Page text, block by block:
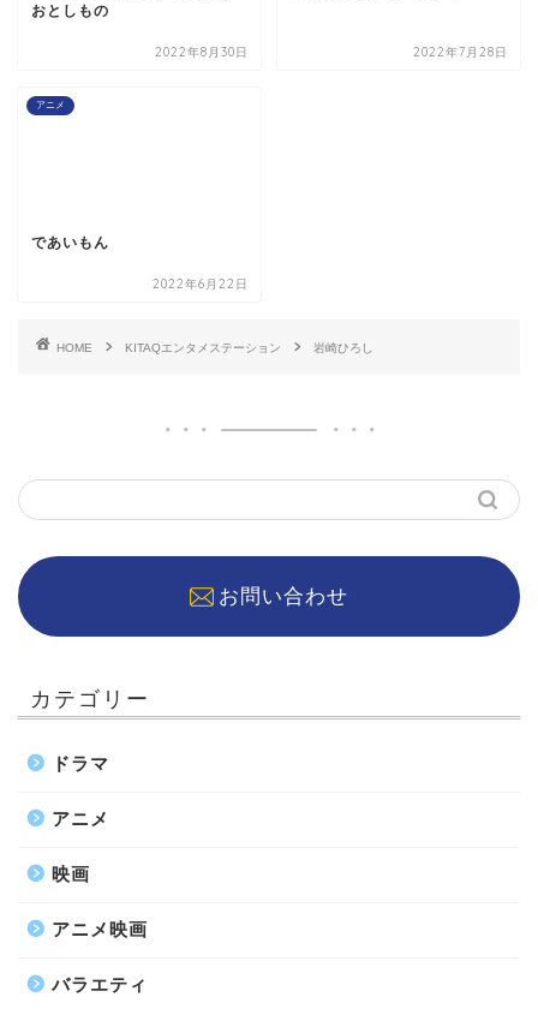
おとしもの
2022年8月30日 2022年7月28日
アニメ
であいもん
2022年6月22日
HOME KITAQエンタメステーション 岩崎ひろし
お問い合わせ
カテゴリー
ドラマ
アニメ
映画
アニメ映画
バラエティ